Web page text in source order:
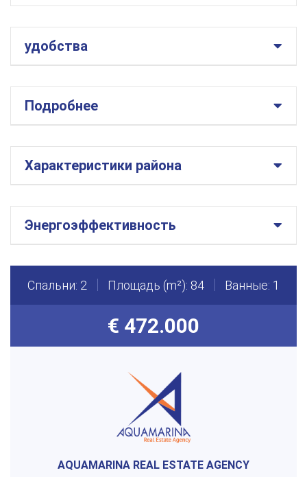
удобства
Подробнее
Характеристики района
Энергоэффективность
Спальни: 2 Площадь (m²): 84 Ванные: 1
€ 472.000
AQUAMARINA REAL ESTATE AGENCY